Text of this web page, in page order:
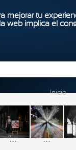
mejorar tu
web implica el
Inicio
... ...